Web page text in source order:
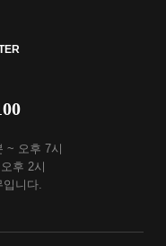
~ 오후 7시
후 2시
입니다.